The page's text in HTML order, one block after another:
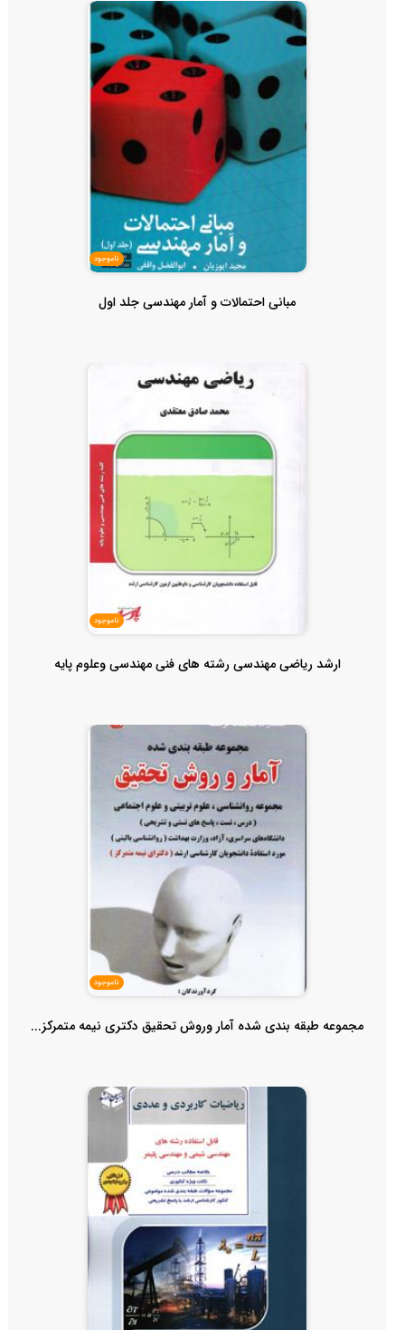
ناموجود
مبانی احتمالات و آمار مهندسی جلد اول
ناموجود
ارشد ریاضی مهندسی رشته های فنی مهندسی وعلوم پایه
ناموجود
مجموعه طبقه بندی شده آمار وروش تحقیق دکتری نیمه متمرکز...